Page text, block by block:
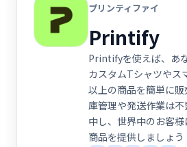
プリンティファイ
Printify
Printifyを使えば、あ
カスタムTシャツやス
以上の商品を簡単に
庫管理や発送作業は
中し、世界中のお客
商品を提供しましょう